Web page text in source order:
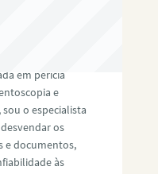
em perícia
e
o especialista
os
e documentos,
às